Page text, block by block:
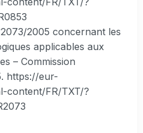
2005 concernant les
applicables aux
– Commission
https://eur-
content/FR/TXT/?